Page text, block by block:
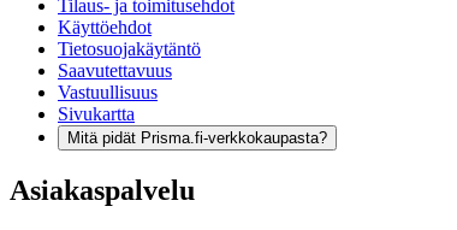
Tilaus- ja toimitusehdot
Käyttöehdot
Tietosuojakäytäntö
Saavutettavuus
Vastuullisuus
Sivukartta
Mitä pidät Prisma.fi-verkkokaupasta?
Asiakaspalvelu